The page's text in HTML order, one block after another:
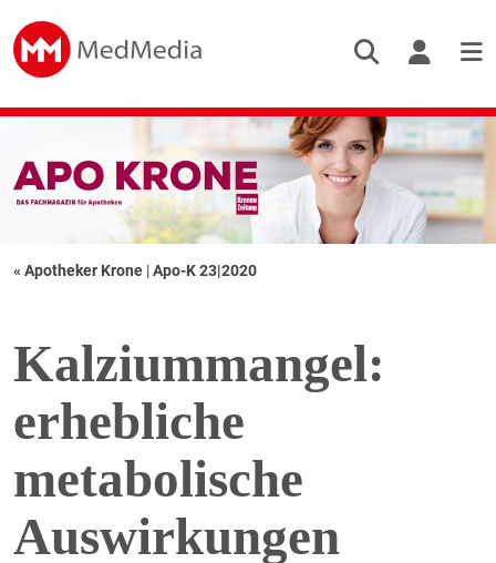
« Apotheker Krone |Apo-K 23|2020
Kalziummangel:
erhebliche
metabolische
Auswirkungen